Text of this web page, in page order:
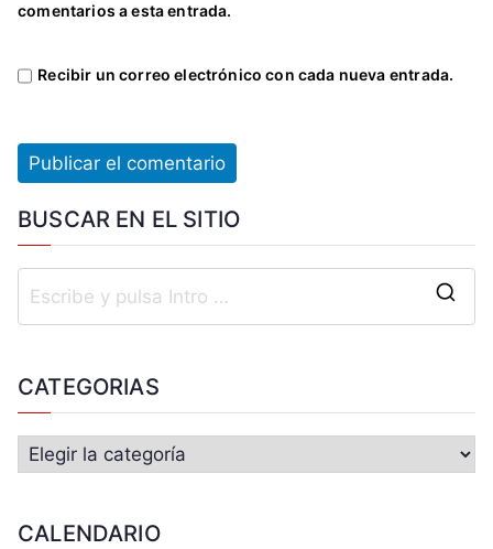
comentarios a esta entrada.
Recibir un correo electrónico con cada nueva entrada.
BUSCAR EN EL SITIO
CATEGORIAS
CALENDARIO